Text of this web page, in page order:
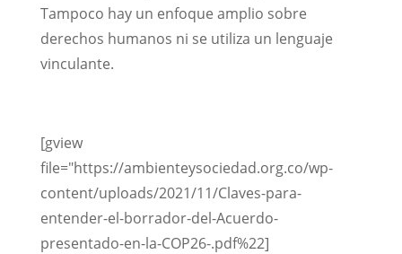
Tampoco hay un enfoque amplio sobre
derechos humanos ni se utiliza un lenguaje
vinculante.
[gview
file="https://ambienteysociedad.org.co/wp-
content/uploads/2021/11/Claves-para-
entender-el-borrador-del-Acuerdo-
presentado-en-la-COP26-.pdf%22]